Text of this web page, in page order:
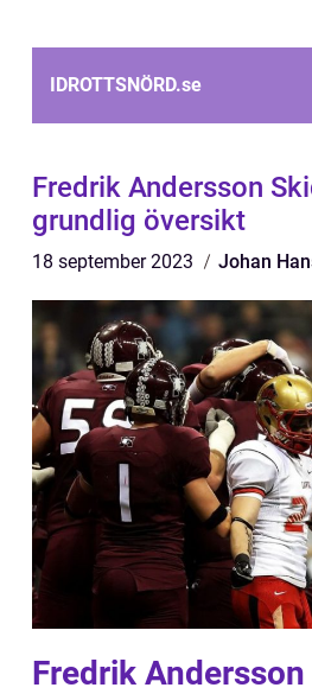
IDROTTSNÖRD.se
Fredrik Andersson
grundlig översikt
18 september 2023 Johan
Fredrik